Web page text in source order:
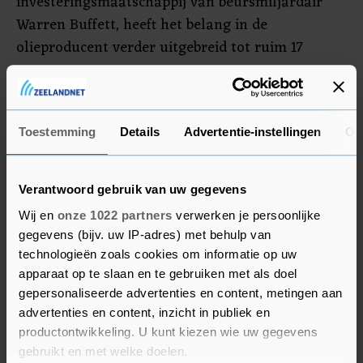
Toestemming Details Advertentie-instellingen
Verantwoord gebruik van uw gegevens
Wij en onze 1022 partners verwerken je persoonlijke
gegevens (bijv. uw IP-adres) met behulp van
technologieën zoals cookies om informatie op uw
apparaat op te slaan en te gebruiken met als doel
gepersonaliseerde advertenties en content, metingen aan
advertenties en content, inzicht in publiek en
productontwikkeling. U kunt kiezen wie uw gegevens
gebruikt en met welke doelen.
Warren Buffett, heeft het belang in de
olieproducent verder uitgebreid tot ruim 17
procent.
ExxonMobil
ExxonMobil werd 3,5 procent lager gezet. Het
olieconcern liet vrijdag weten dat de winst in het
afgelopen kwartaal mogelijk is opgelopen tot 18
miljard dollar als gevolg van de hogere
energieprijzen. Schoenenverkoper Crocs steeg 4,7
procent dankzij een koopadvies van analisten
van Loop Capital. Computermaker HP kampte
met een adviesverlaging door Evercore en werd
4,1 procent lager gezet.